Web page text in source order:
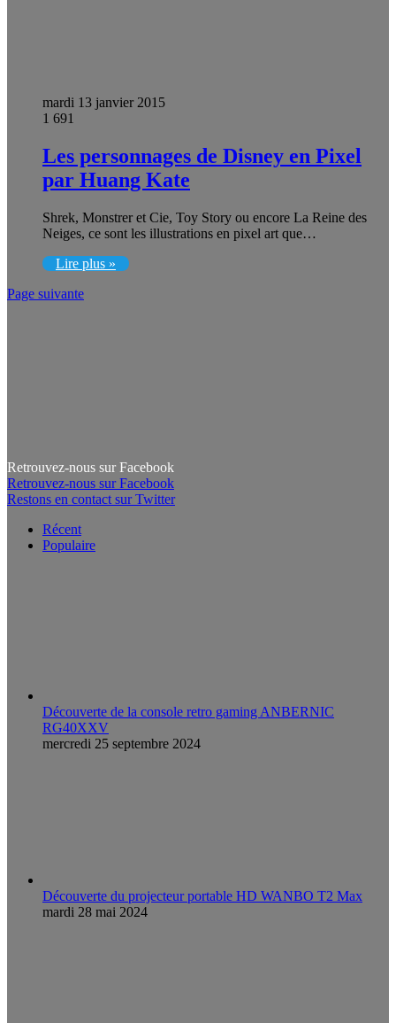
mardi 13 janvier 2015
1 691
Les personnages de Disney en Pixel
par Huang Kate
Shrek, Monstrer et Cie, Toy Story ou encore La Reine des
Neiges, ce sont les illustrations en pixel art que…
Lire plus »
Page suivante
Retrouvez-nous sur Facebook
Retrouvez-nous sur Facebook
Restons en contact sur Twitter
Récent
Populaire
Découverte de la console retro gaming ANBERNIC
RG40XXV
mercredi 25 septembre 2024
Découverte du projecteur portable HD WANBO T2 Max
mardi 28 mai 2024